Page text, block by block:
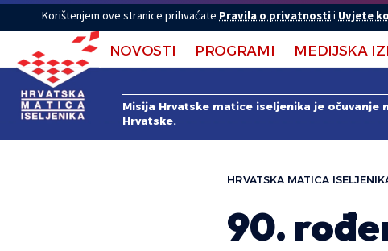
Korištenjem ove stranice prihvaćate Pravila o privatnostii Uvjete
NOVOSTI PROGRAMI MEDIJSKA
Misija Hrvatske matice iseljenika je
Hrvatske.
HRVATSKA MATICA
90.